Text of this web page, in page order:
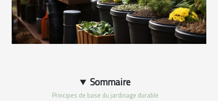
Sommaire
Principes de base du jardinage durable